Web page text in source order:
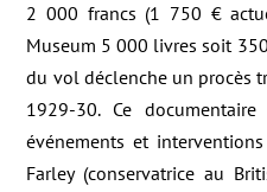
2 000 francs (1 750 €
Museum 5 000 livres soit
du vol déclenche un procès
1929-30. Ce
événements et
Farley (conservatrice au